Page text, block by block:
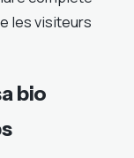
les visiteurs
bio